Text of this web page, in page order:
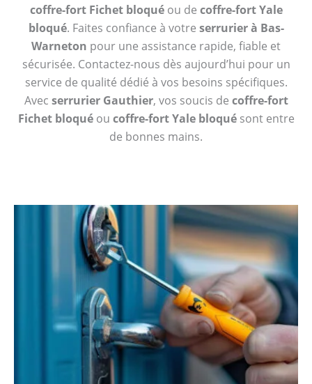
coffre-fort Fichet bloquéou de coffre-fort Yale
bloqué. Faites confiance à votre serrurier à Bas-
Warneton pour une assistance rapide, fiable et
sécurisée. Contactez-nous dès aujourd’hui pour un
service de qualité dédié à vos besoins spécifiques.
Avec serrurier Gauthier, vos soucis de coffre-fort
Fichet bloquéou coffre-fort Yale bloquésont entre
de bonnes mains.